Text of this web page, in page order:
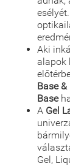
Aki
alapok
Base &
Base
A Gel
Gel,